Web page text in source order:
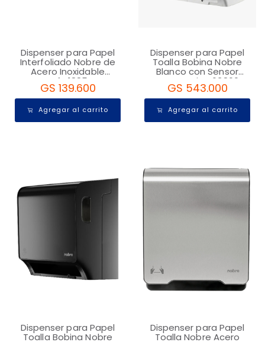
Dispenser para Papel
Interfoliado Nobre de
Acero Inoxidable
ref:41885
GS 139.600
Agregar al carrito
Dispenser para Papel
Toalla Bobina Nobre
Blanco con Sensor
Automatico 63800
GS 543.000
Agregar al carrito
Dispenser para Papel
Toalla Bobina Nobre
Dispenser para Papel
Toalla Nobre Acero